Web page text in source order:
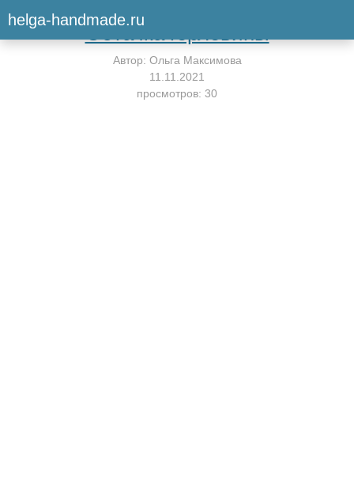
helga-handmade.ruВернуться к мастер-классу
Обтачка горловины
Автор: Ольга Максимова
11.11.2021
просмотров: 30